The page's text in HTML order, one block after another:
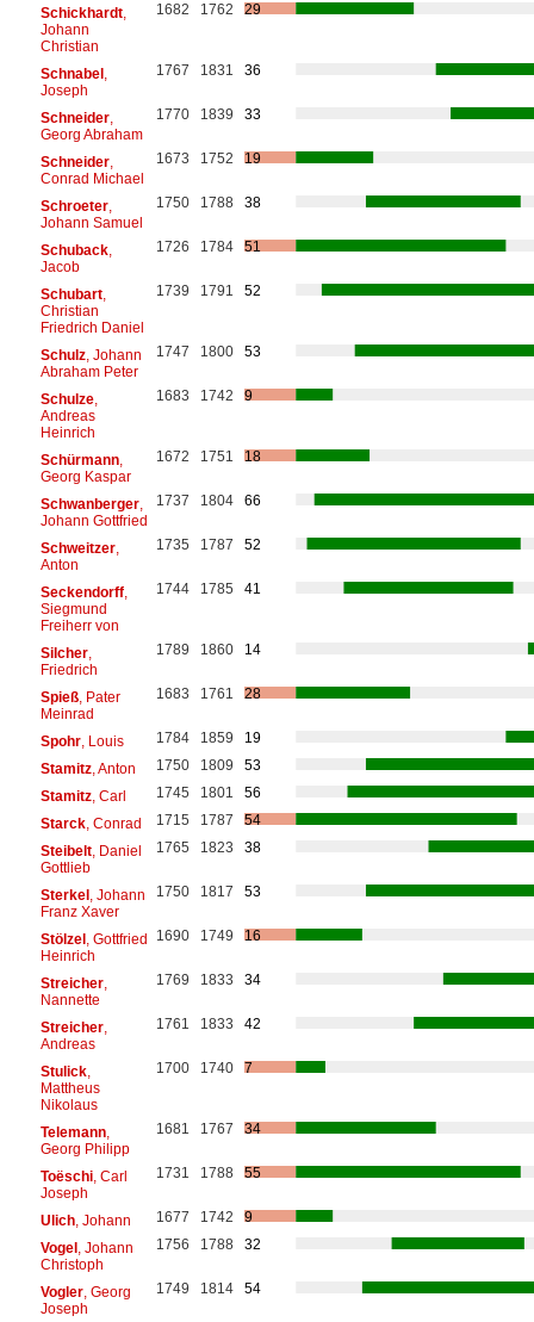
Schickhardt,
Johann
Christian
1682 1762 29
Schnabel,
Joseph
1767 1831 36
Schneider,
Georg Abraham
1770 1839 33
Schneider,
Conrad Michael
1673 1752 19
Schroeter,
Johann Samuel
1750 1788 38
Schuback,
Jacob
1726 1784 51
Schubart,
Christian
Friedrich Daniel
1739 1791 52
Schulz, Johann
Abraham Peter
1747 1800 53
Schulze,
Andreas
Heinrich
1683 1742 9
Schürmann,
Georg Kaspar
1672 1751 18
Schwanberger,
Johann Gottfried
1737 1804 66
Schweitzer,
Anton
1735 1787 52
Seckendorff,
Siegmund
Freiherr von
1744 1785 41
Silcher,
Friedrich
1789 1860 14
Spieß, Pater
Meinrad
1683 1761 28
Spohr, Louis 1784 1859
19
Stamitz, Anton 1750 1809
53
Stamitz, Carl 1745 1801
56
Starck, Conrad 1715 1787
54
Steibelt, Daniel
Gottlieb
1765 1823 38
Sterkel, Johann
Franz Xaver
1750 1817 53
Stölzel, Gottfried
Heinrich
1690 1749 16
Streicher,
Nannette
1769 1833 34
Streicher,
Andreas
1761 1833 42
Stulick,
Mattheus
Nikolaus
1700 1740 7
Telemann,
Georg Philipp
1681 1767 34
Toëschi, Carl
Joseph
1731 1788 55
Ulich, Johann 1677 1742
9
Vogel, Johann
Christoph
1756 1788 32
Vogler, Georg
Joseph
1749 1814 54